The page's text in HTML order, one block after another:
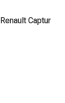
Renault Captur